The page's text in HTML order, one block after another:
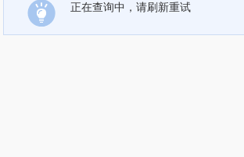
正在查询中，请刷新重试